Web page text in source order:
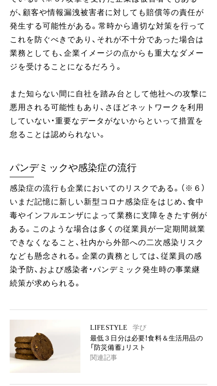
が、顧客や情報漏洩被害者に対しても賠償等の責任が
発生する可能性がある。常時から適切な対策を行って
これを防ぐべきであり、それが不十分であった場合は
業務としても、企業イメージの点からも重大なダメー
ジを受けることになるだろう。
また知らない間に自社を踏み台として他社への攻撃に
悪用される可能性もあり、さほどネットワークを利用
していない・重要なデータがないからといって措置を
怠ることは認められない。
パンデミックや感染症の流行
感染症の流行も企業においてのリスクである。（※６）
いまだ記憶に新しい新型コロナ感染症をはじめ、食中
毒やインフルエンザによって業務に支障をきたす例が
ある。このような場合は多くの従業員が一定期間就業
できなくなること、社内から外部への二次感染リスク
なども懸念される。企業の責務としては、従業員の感
染予防、および感染者・パンデミック発生時の事業継
続策が求められる。
LIFESTYLE
学び
最低３日分は必要！食料＆生活用品の
「防災備蓄」リスト
関連記事